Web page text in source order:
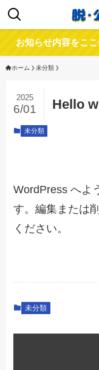
お知らせ内容をこ
ホーム 未分類
Hello
2025
6/01
未分類
WordPress へよ
す。編集または
ください。
未分類